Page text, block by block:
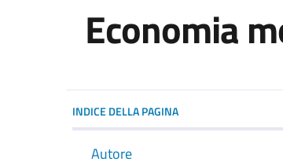
Economia
INDICE DELLA PAGINA
Autore